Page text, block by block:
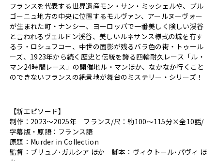
フランスを代表する世界遺産モン・サン・ミッシェルや、ブル
ゴーニュ地方の中央に位置するモルヴァン、アールヌーヴォー
が生まれた町・ナンシー、ヨーロッパで一番美しく険しい渓谷
と言われるヴェルドン渓谷、美しいルネサンス様式の城を有す
るラ・ロシュフコー、中世の面影が残るバラ色の街・トゥール
ーズ、1923年から続く歴史と伝統を誇る四輪耐久レース「ル・
マン24時間レース」の開催地ル・マンほか、なかなか行くこと
のできないフランスの絶景地が舞台のミステリー・シリーズ！
【新エピソード】
制作：2023～2025年 フランス/尺：約100～115分×全10話/
字幕版・原語：フランス語
原題：Murder in Collection
監督：ブリュノ･ガルシア ほか 脚本：ヴィクトール･パヴィ ほ